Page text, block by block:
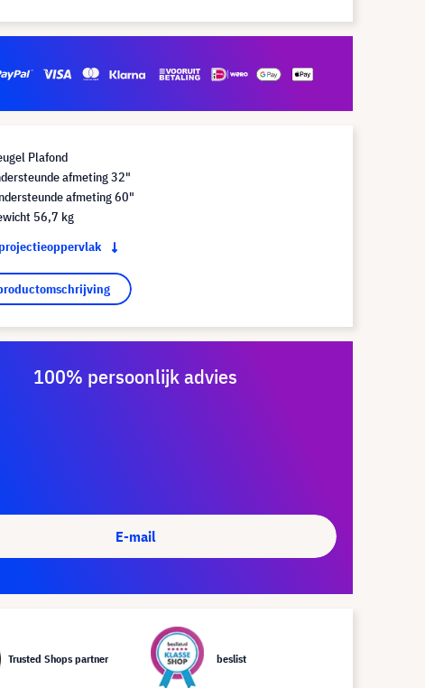
Plafond
afmeting 32"
afmeting 60"
56,7 kg
100% persoonlijk advies
E-mail
Trusted Shops partner beslist